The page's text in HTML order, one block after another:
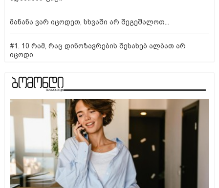
მანანა ვარ იცოდეთ, სხვაში არ შეგეშალოთ...
#1. 10 რამ, რაც დინოზავრების შესახებ ალბათ არ
იცოდი